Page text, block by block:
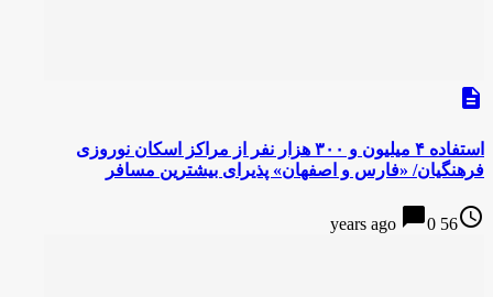
description
استفاده ۴ میلیون و ۳۰۰ هزار نفر از مراکز اسکان نوروزی
فرهنگیان/ «فارس و اصفهان» پذیرای بیشترین مسافر
access_time
56 years ago
chat_bubble0